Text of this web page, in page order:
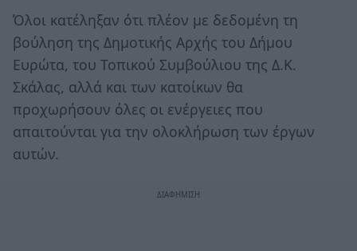
Όλοι κατέληξαν ότι πλέον με δεδομένη τη
βούληση της Δημοτικής Αρχής του Δήμου
Ευρώτα, του Τοπικού Συμβούλιου της Δ.Κ.
Σκάλας, αλλά και των κατοίκων θα
προχωρήσουν όλες οι ενέργειες που
απαιτούνται για την ολοκλήρωση των έργων
αυτών.